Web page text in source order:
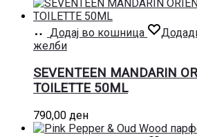
Додај во кошница
желби
SEVENTEEN MANDARIN
TOILETTE 50ML
790,00 ден